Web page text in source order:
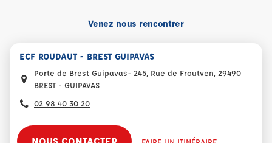
Venez nous rencontrer
ECF ROUDAUT - BREST GUIPAVAS
Porte de Brest Guipavas- 245, Rue de Froutven, 29490
BREST - GUIPAVAS
02 98 40 30 20